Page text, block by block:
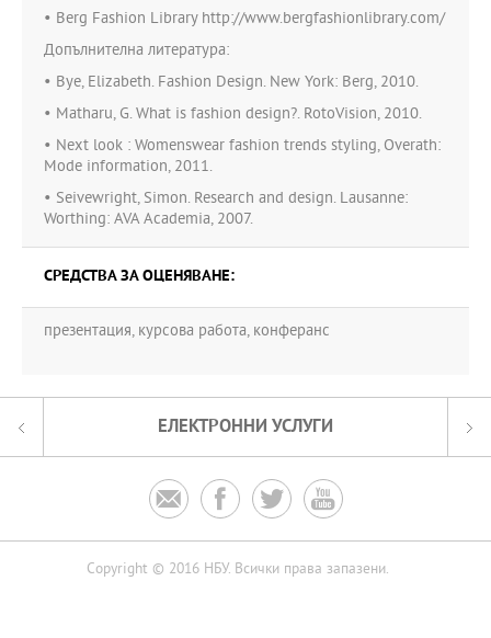
• Berg Fashion Library http://www.bergfashionlibrary.com/
Допълнителна литература:
• Bye, Elizabeth. Fashion Design. New York: Berg, 2010.
• Matharu, G. What is fashion design?. RotoVision, 2010.
• Next look : Womenswear fashion trends styling, Overath:
Mode information, 2011.
• Seivewright, Simon. Research and design. Lausanne:
Worthing: AVA Academia, 2007.
СРЕДСТВА ЗА ОЦЕНЯВАНЕ:
презентация, курсова работа, конферанс
ЕЛЕКТРОННИ УСЛУГИ
   
Copyright © 2016 НБУ. Всички права запазени.